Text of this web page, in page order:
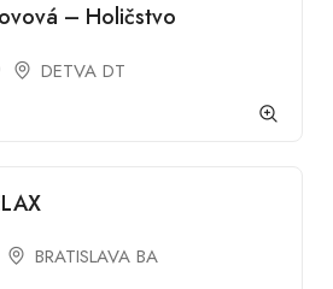
– Holičstvo
DETVA DT
BRATISLAVA BA